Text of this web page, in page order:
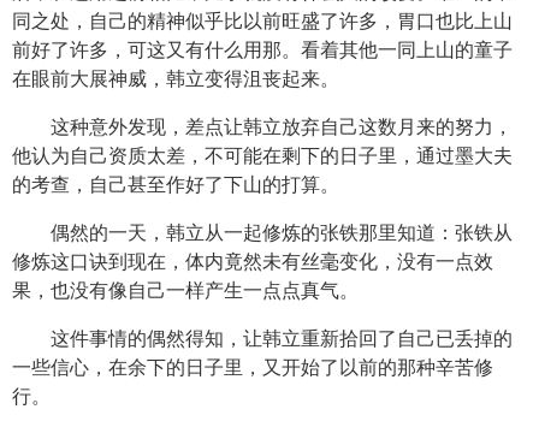
同之处，自己的精神似乎比以前旺盛了许多，胃口也比上山
前好了许多，可这又有什么用那。看着其他一同上山的童子
在眼前大展神威，韩立变得沮丧起来。
这种意外发现，差点让韩立放弃自己这数月来的努力，
他认为自己资质太差，不可能在剩下的日子里，通过墨大夫
的考查，自己甚至作好了下山的打算。
偶然的一天，韩立从一起修炼的张铁那里知道：张铁从
修炼这口诀到现在，体内竟然未有丝毫变化，没有一点效
果，也没有像自己一样产生一点点真气。
这件事情的偶然得知，让韩立重新拾回了自己已丢掉的
一些信心，在余下的日子里，又开始了以前的那种辛苦修
行。